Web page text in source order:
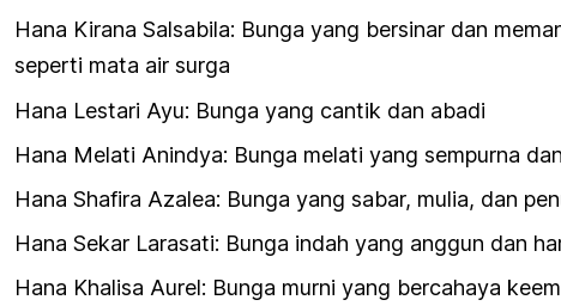
Hana Kirana Salsabila: Bunga yang bersinar dan
seperti mata air surga
Hana Lestari Ayu: Bunga yang cantik dan abadi
Hana Melati Anindya: Bunga melati yang sempurna
Hana Shafira Azalea: Bunga yang sabar, mulia, dan
Hana Sekar Larasati: Bunga indah yang anggun dan
Hana Khalisa Aurel: Bunga murni yang bercahaya